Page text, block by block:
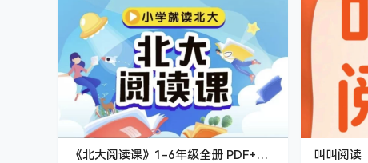
例外，都是诺贝尔文学奖作品的忠实粉丝。 201
2年诺贝尔…
副总裁、校
《北大阅读课》1-6年级全册 PDF+视
叫叫阅读